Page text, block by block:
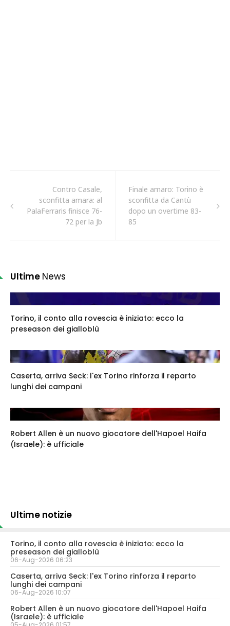
Contro Casale,
sconfitta amara: al
PalaFerraris finisce 76-
72 per la Jb
Finale amaro: Torino è
sconfitta da Cantù
dopo un overtime 83-
85
Ultime News
Torino, il conto alla rovescia è iniziato: ecco la
preseason dei gialloblù
Caserta, arriva Seck: l'ex Torino rinforza il reparto
lunghi dei campani
Robert Allen è un nuovo giocatore dell'Hapoel Haifa
(Israele): è ufficiale
Ultime notizie
Torino, il conto alla rovescia è iniziato: ecco la
preseason dei gialloblù
06-Aug-2026 06:23
Caserta, arriva Seck: l'ex Torino rinforza il reparto
lunghi dei campani
06-Aug-2026 10:07
Robert Allen è un nuovo giocatore dell'Hapoel Haifa
(Israele): è ufficiale